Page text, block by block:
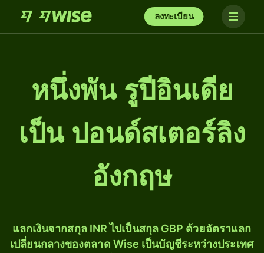
ลงทะเบียน
หนึ่ง​พัน รูปีอินเดีย
เป็น ปอนด์สเตอร์ลิง
อังกฤษ
แลกเงินจากสกุล INR ไปเป็นสกุล GBP ด้วยอัตราแลก
เปลี่ยนกลางของตลาด Wise เป็นบัญชีระหว่างประเทศ